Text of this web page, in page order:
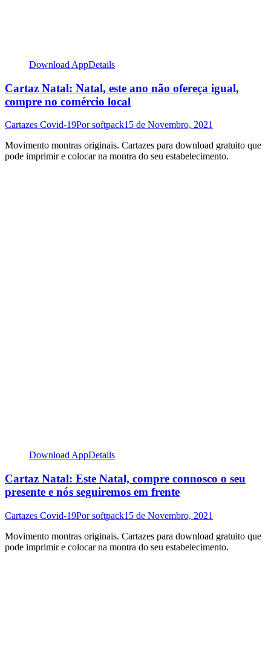
Download AppDetails
Cartaz Natal: Natal, este ano não ofereça igual,
compre no comércio local
Cartazes Covid-19Porsoftpack15 de Novembro, 2021
Movimento montras originais. Cartazes para download gratuito que
pode imprimir e colocar na montra do seu estabelecimento.
Download AppDetails
Cartaz Natal: Este Natal, compre connosco o seu
presente e nós seguiremos em frente
Cartazes Covid-19Porsoftpack15 de Novembro, 2021
Movimento montras originais. Cartazes para download gratuito que
pode imprimir e colocar na montra do seu estabelecimento.